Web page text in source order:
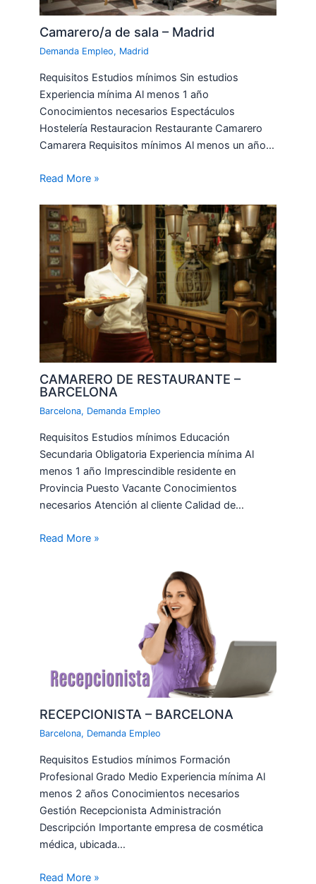
Camarero/a de sala – Madrid
Demanda Empleo, Madrid
Requisitos Estudios mínimos Sin estudios
Experiencia mínima Al menos 1 año
Conocimientos necesarios Espectáculos
Hostelería Restauracion Restaurante Camarero
Camarera Requisitos mínimos Al menos un año…
Read More »
CAMARERO DE RESTAURANTE –
BARCELONA
Barcelona, Demanda Empleo
Requisitos Estudios mínimos Educación
Secundaria Obligatoria Experiencia mínima Al
menos 1 año Imprescindible residente en
Provincia Puesto Vacante Conocimientos
necesarios Atención al cliente Calidad de…
Read More »
RECEPCIONISTA – BARCELONA
Barcelona, Demanda Empleo
Requisitos Estudios mínimos Formación
Profesional Grado Medio Experiencia mínima Al
menos 2 años Conocimientos necesarios
Gestión Recepcionista Administración
Descripción Importante empresa de cosmética
médica, ubicada…
Read More »